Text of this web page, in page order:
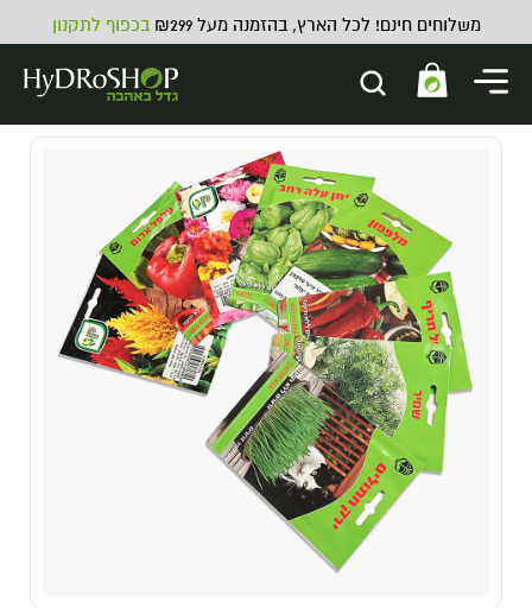
משלוחים חינם! לכל הארץ, בהזמנה מעל ₪299 בכפוף לתקנון
קופסת עץ עם נפה RYOT 10X17cm
₪219.00
+
ADD